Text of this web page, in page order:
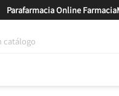
Parafarmacia Online